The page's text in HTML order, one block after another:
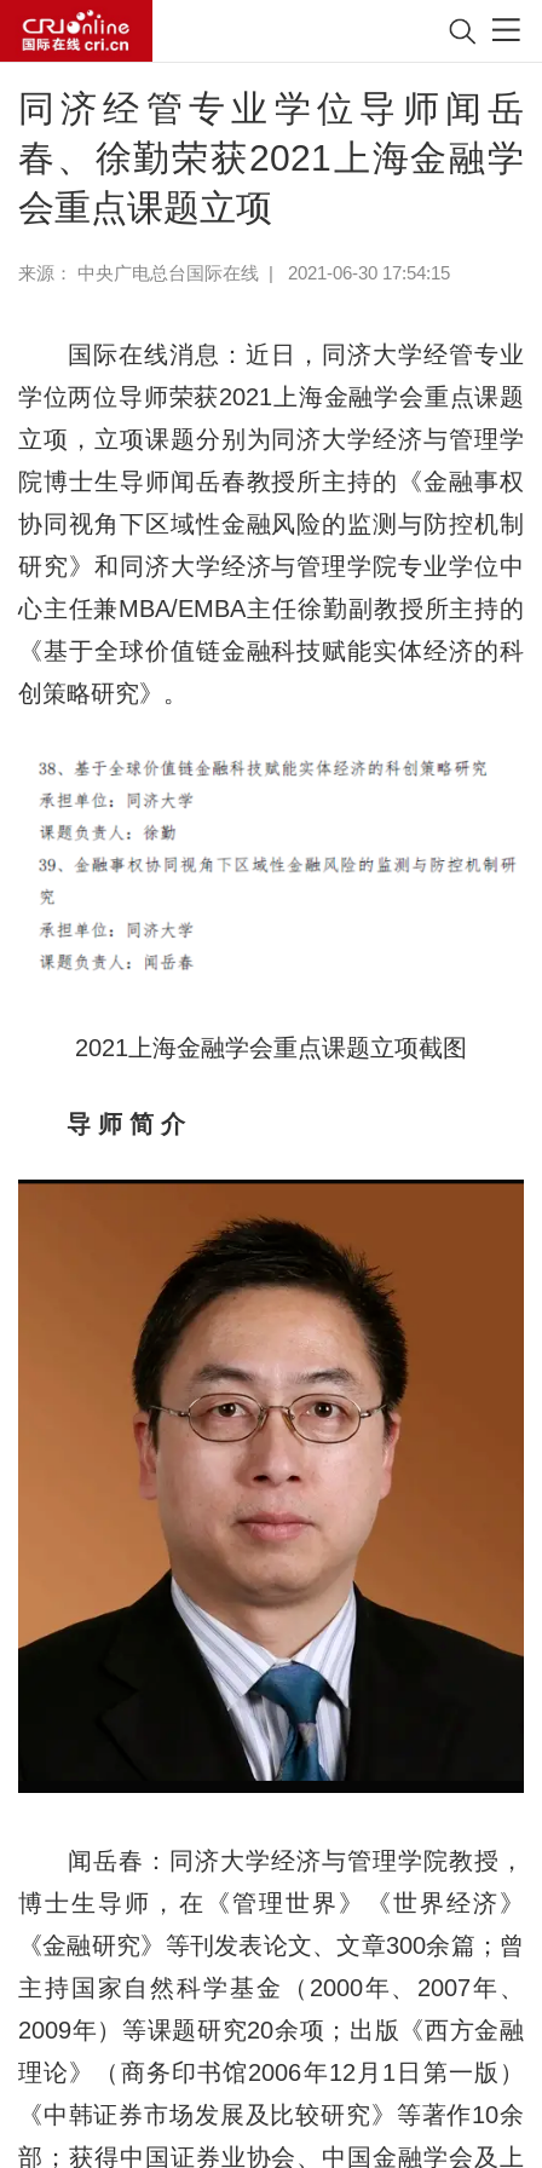
同济经管专业学位导师闻岳
春、徐勤荣获2021上海金融学
会重点课题立项
来源： 中央广电总台国际在线| 2021-06-30 17:54:15
国际在线消息：近日，同济大学经管专业
学位两位导师荣获2021上海金融学会重点课题
立项，立项课题分别为同济大学经济与管理学
院博士生导师闻岳春教授所主持的《金融事权
协同视角下区域性金融风险的监测与防控机制
研究》和同济大学经济与管理学院专业学位中
心主任兼MBA/EMBA主任徐勤副教授所主持的
《基于全球价值链金融科技赋能实体经济的科
创策略研究》。
2021上海金融学会重点课题立项截图
导 师 简 介
闻岳春：同济大学经济与管理学院教授，
博士生导师，在《管理世界》《世界经济》
《金融研究》等刊发表论文、文章300余篇；曾
主持国家自然科学基金（2000年、2007年、
2009年）等课题研究20余项；出版《西方金融
理论》（商务印书馆2006年12月1日第一版）
《中韩证券市场发展及比较研究》等著作10余
部；获得中国证券业协会、中国金融学会及上